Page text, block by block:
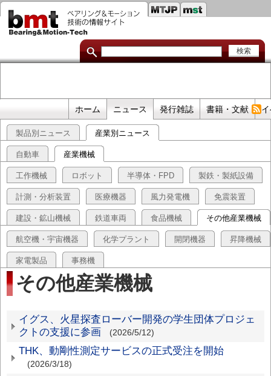
メ
イ
テ
カ
ン
ダ
リ
ン
ク
ラ
イ
リ
リ
ン
ク
ホーム ニュース 発行雑誌 書籍・文献
製品別ニュース 産業別ニュース
自動車 産業機械
工作機械 ロボット 半導体・FPD 製鉄・製紙設備
計測・分析装置 医療機器 風力発電機 免震装置
建設・鉱山機械 鉄道車両 食品機械 その他産業機械
航空機・宇宙機器 化学プラント 開閉機器 昇降機械
家電製品 事務機
その他産業機械
イグス、火星探査ローバー開発の学生団体プロジェ
クトの支援に参画
(2026/5/12)
THK、動剛性測定サービスの正式受注を開始
(2026/3/18)